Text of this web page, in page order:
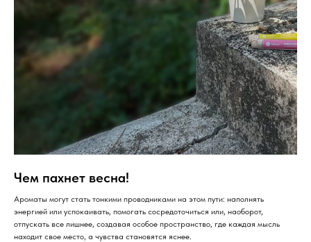
Чем пахнет весна!
Ароматы могут стать тонкими проводниками на этом пути: наполнять
энергией или успокаивать, помогать сосредоточиться или, наоборот,
отпускать все лишнее, создавая особое пространство, где каждая мысль
находит свое место, а чувства становятся яснее.